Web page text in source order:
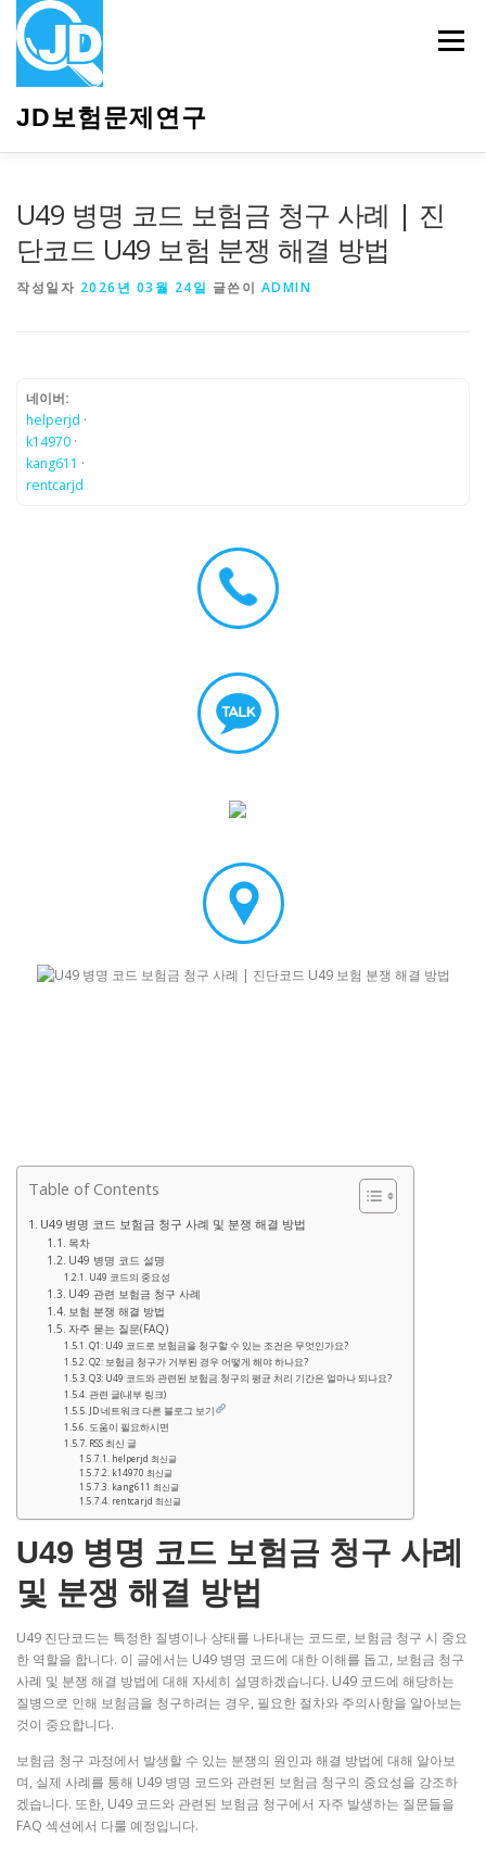
JD보험문제연구
메뉴
U49 병명 코드 보험금 청구 사례 | 진
단코드 U49 보험 분쟁 해결 방법
작성일자 2026년 03월 24일 글쓴이 ADMIN
네이버:
helperjd ·
k14970 ·
kang611 ·
rentcarjd
Table of Contents
U49 병명 코드 보험금 청구 사례 및 분쟁 해결 방법
목차
U49 병명 코드 설명
U49 코드의 중요성
U49 관련 보험금 청구 사례
보험 분쟁 해결 방법
자주 묻는 질문(FAQ)
Q1: U49 코드로 보험금을 청구할 수 있는 조건은 무엇인가요?
Q2: 보험금 청구가 거부된 경우 어떻게 해야 하나요?
Q3: U49 코드와 관련된 보험금 청구의 평균 처리 기간은 얼마나 되나요?
관련 글(내부 링크)
JD 네트워크 다른 블로그 보기
도움이 필요하시면
RSS 최신 글
helperjd 최신글
k14970 최신글
kang611 최신글
rentcarjd 최신글
U49 병명 코드 보험금 청구 사례
및 분쟁 해결 방법
U49 진단코드는 특정한 질병이나 상태를 나타내는 코드로, 보험금 청구 시 중요
한 역할을 합니다. 이 글에서는 U49 병명 코드에 대한 이해를 돕고, 보험금 청구
사례 및 분쟁 해결 방법에 대해 자세히 설명하겠습니다. U49 코드에 해당하는
질병으로 인해 보험금을 청구하려는 경우, 필요한 절차와 주의사항을 알아보는
것이 중요합니다.
보험금 청구 과정에서 발생할 수 있는 분쟁의 원인과 해결 방법에 대해 알아보
며, 실제 사례를 통해 U49 병명 코드와 관련된 보험금 청구의 중요성을 강조하
겠습니다. 또한, U49 코드와 관련된 보험금 청구에서 자주 발생하는 질문들을
FAQ 섹션에서 다룰 예정입니다.